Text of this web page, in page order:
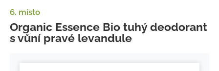
6. místo
Organic Essence Bio tuhý deodorant
s vůní pravé levandule